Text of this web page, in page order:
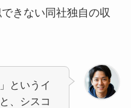
きない同社独自の収
というイ
、シスコ